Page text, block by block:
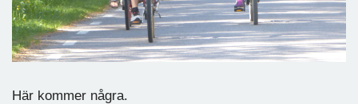
Här kommer några.